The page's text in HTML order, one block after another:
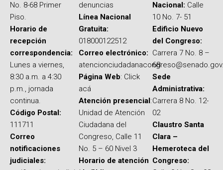
No. 8-68 Primer
Piso.
Horario de
recepción
correspondencia:
Lunes a viernes,
8:30 a.m. a 4:30
p.m., jornada
continua.
Código Postal:
111711
Correo
notificaciones
judiciales:
denuncias
Línea Nacional
Gratuita:
018000122512
Correo electrónico:
Página Web: Click
acá
Atención presencial:
Unidad de Atención
Ciudadana del
Congreso, Calle 11
No. 5 – 60 Nivel 3
Horario de atención
Nacional: Calle
10 No. 7- 51
Edificio Nuevo
del Congreso:
Carrera 7 No. 8 –
68
Sede
Administrativa:
Carrera 8 No. 12-
02
Claustro Santa
Clara –
Hemeroteca del
Congreso: